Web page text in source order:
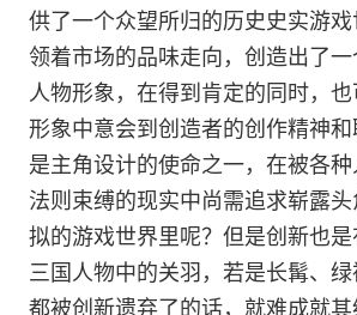
供了一个众望所归的历史史实游戏
领着市场的品味走向，创造出了
人物形象，在得到肯定的同时，
形象中意会到创造者的创作精神
是主角设计的使命之一，在被各
法则束缚的现实中尚需追求崭露
拟的游戏世界里呢？但是创新也
三国人物中的关羽，若是长髯、
都被创新遗弃了的话，就难成就其